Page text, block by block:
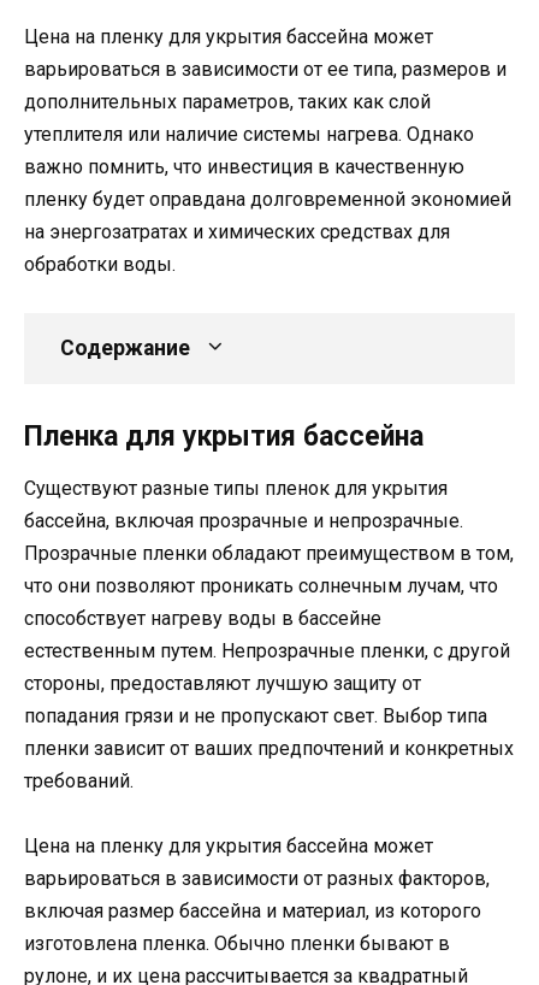
Цена на пленку для укрытия бассейна может
варьироваться в зависимости от ее типа, размеров и
дополнительных параметров, таких как слой
утеплителя или наличие системы нагрева. Однако
важно помнить, что инвестиция в качественную
пленку будет оправдана долговременной экономией
на энергозатратах и химических средствах для
обработки воды.
Содержание
Пленка для укрытия бассейна
Существуют разные типы пленок для укрытия
бассейна, включая прозрачные и непрозрачные.
Прозрачные пленки обладают преимуществом в том,
что они позволяют проникать солнечным лучам, что
способствует нагреву воды в бассейне
естественным путем. Непрозрачные пленки, с другой
стороны, предоставляют лучшую защиту от
попадания грязи и не пропускают свет. Выбор типа
пленки зависит от ваших предпочтений и конкретных
требований.
Цена на пленку для укрытия бассейна может
варьироваться в зависимости от разных факторов,
включая размер бассейна и материал, из которого
изготовлена пленка. Обычно пленки бывают в
рулоне, и их цена рассчитывается за квадратный